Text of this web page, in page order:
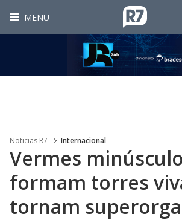
MENU
Noticias R7 Internacional
Vermes
formam torres
tornam